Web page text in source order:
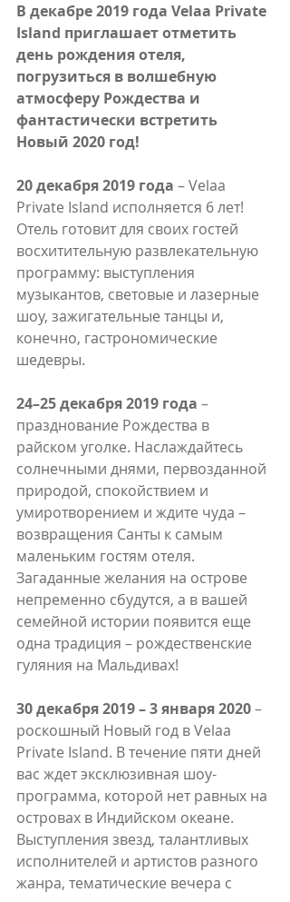
В декабре 2019 года Velaa Private
Island приглашает отметить
день рождения отеля,
погрузиться в волшебную
атмосферу Рождества и
фантастически встретить
Новый 2020 год!
20 декабря 2019 года – Velaa
Private Island исполняется 6 лет!
Отель готовит для своих гостей
восхитительную развлекательную
программу: выступления
музыкантов, световые и лазерные
шоу, зажигательные танцы и,
конечно, гастрономические
шедевры.
24–25 декабря 2019 года –
празднование Рождества в
райском уголке. Наслаждайтесь
солнечными днями, первозданной
природой, спокойствием и
умиротворением и ждите чуда –
возвращения Санты к самым
маленьким гостям отеля.
Загаданные желания на острове
непременно сбудутся, а в вашей
семейной истории появится еще
одна традиция – рождественские
гуляния на Мальдивах!
30 декабря 2019 – 3 января 2020 –
роскошный Новый год в Velaa
Private Island. В течение пяти дней
вас ждет эксклюзивная шоу-
программа, которой нет равных на
островах в Индийском океане.
Выступления звезд, талантливых
исполнителей и артистов разного
жанра, тематические вечера с